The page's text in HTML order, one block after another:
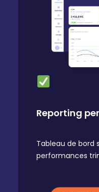
Reporting
Tableau de bord
performances